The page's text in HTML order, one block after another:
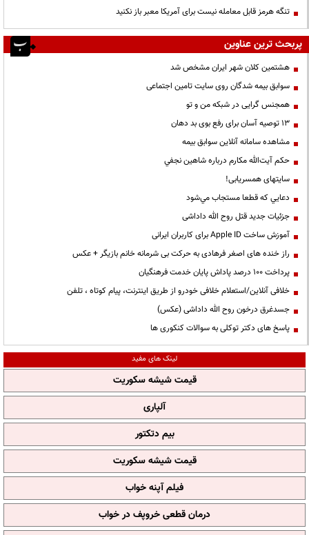
تنگه هرمز قابل معامله نیست برای آمریکا معبر باز نکنید
پربحث ترین عناوین
هشتمین کلان شهر ایران مشخص شد
سوابق بیمه شدگان روی سایت تامین اجتماعی
همجنس گرایی در شبکه من و تو
13 توصیه آسان برای رفع بوی بد دهان
مشاهده سامانه آنلاين سوابق بیمه
حكم آيت‌الله مكارم درباره شاهين نجفي
سایتهای همسریابی!
دعايي كه قطعا مستجاب مي‌شود
جزئیات جدید قتل روح الله داداشی
آموزش ساخت Apple ID برای کاربران ایرانی
راز خنده های اصغر فرهادی به حرکت بی شرمانه خانم بازیگر + عکس
پرداخت ۱۰۰ درصد پاداش پایان خدمت فرهنگیان
خلافی آنلاین/استعلام خلافی خودرو از طریق اینترنت، پیام کوتاه ، تلفن
جسدغرق درخون روح الله داداشی (عکس)
پاسخ های دکتر توکلی به سوالات کنکوری ها
لینک های مفید
قیمت شیشه سکوریت
آلپاری
بیم دتکتور
قیمت شیشه سکوریت
فیلم آپنه خواب
درمان قطعی خروپف در خواب